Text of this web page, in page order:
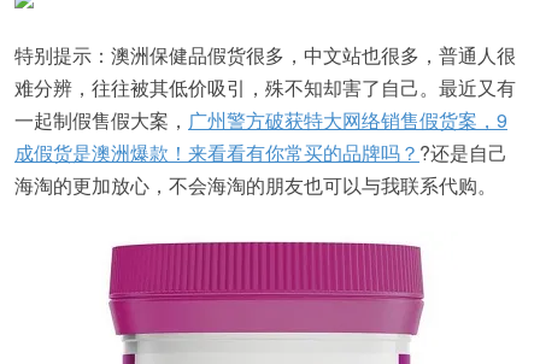
特别提示：澳洲保健品假货很多，中文站也很多，普通人很
难分辨，往往被其低价吸引，殊不知却害了自己。最近又有
一起制假售假大案， 广州警方破获特大网络销售假货案，9
成假货是澳洲爆款！来看看有你常买的品牌吗？ ?还是自己
海淘的更加放心，不会海淘的朋友也可以与我联系代购。